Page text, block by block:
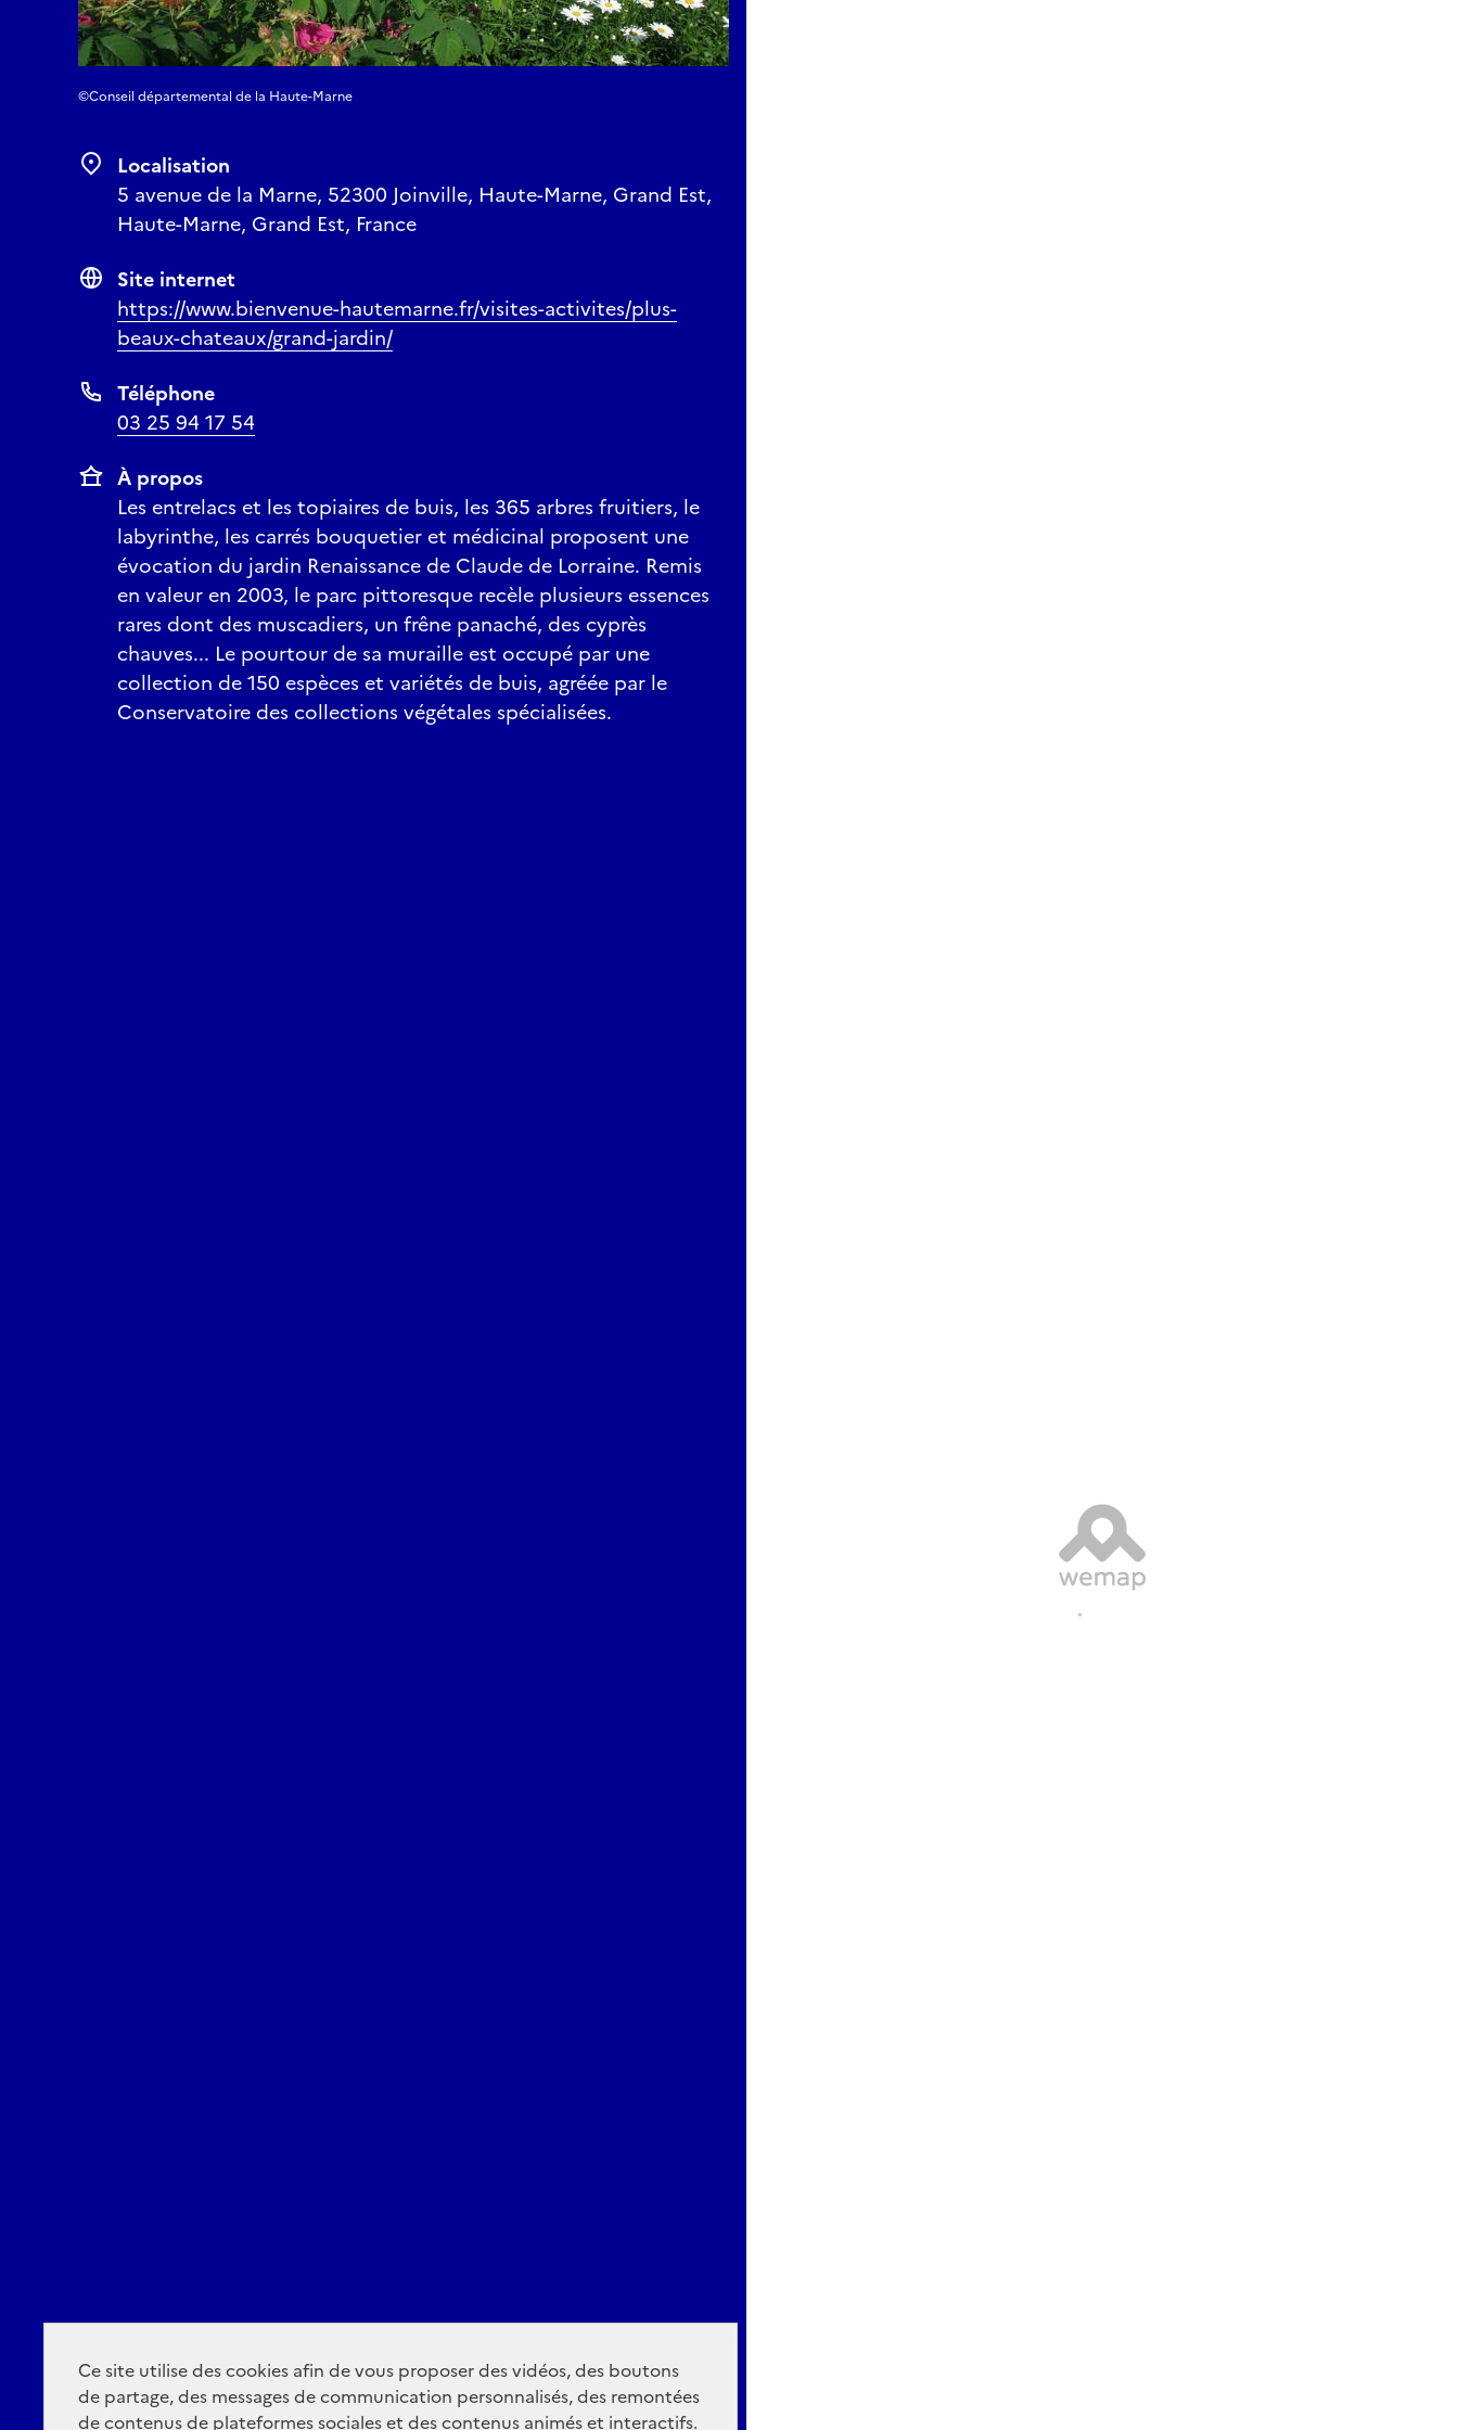
Ce site utilise des cookies afin de vous proposer des vidéos, des boutons
de partage, des messages de communication personnalisés, des remontées
de contenus de plateformes sociales et des contenus animés et interactifs.
©Conseil départemental de la Haute-Marne
Localisation
5 avenue de la Marne, 52300 Joinville, Haute-Marne, Grand Est,
Haute-Marne, Grand Est, France
Site internet
https://www.bienvenue-hautemarne.fr/visites-activites/plus-
beaux-chateaux/grand-jardin/
Téléphone
03 25 94 17 54
À propos
Les entrelacs et les topiaires de buis, les 365 arbres fruitiers, le
labyrinthe, les carrés bouquetier et médicinal proposent une
évocation du jardin Renaissance de Claude de Lorraine. Remis
en valeur en 2003, le parc pittoresque recèle plusieurs essences
rares dont des muscadiers, un frêne panaché, des cyprès
chauves... Le pourtour de sa muraille est occupé par une
collection de 150 espèces et variétés de buis, agréée par le
Conservatoire des collections végétales spécialisées.